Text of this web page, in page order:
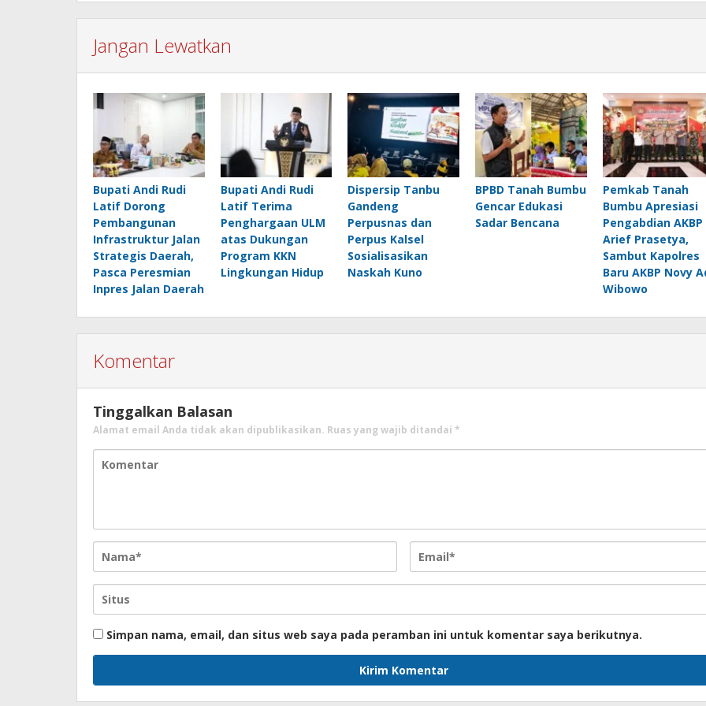
Jangan Lewatkan
Bupati Andi Rudi
Latif Dorong
Pembangunan
Infrastruktur Jalan
Strategis Daerah,
Pasca Peresmian
Inpres Jalan Daerah
Bupati Andi Rudi
Latif Terima
Penghargaan ULM
atas Dukungan
Program KKN
Lingkungan Hidup
Dispersip Tanbu
Gandeng
Perpusnas dan
Perpus Kalsel
Sosialisasikan
Naskah Kuno
BPBD Tanah Bumbu
Gencar Edukasi
Sadar Bencana
Pemkab Tanah
Bumbu Apresiasi
Pengabdian AKBP
Arief Prasetya,
Sambut Kapolres
Baru AKBP Novy
Wibowo
Komentar
Tinggalkan Balasan
Alamat email Anda tidak akan dipublikasikan. Ruas yang wajib ditandai *
Simpan nama, email, dan situs web saya pada peramban ini untuk komentar saya berikutnya.